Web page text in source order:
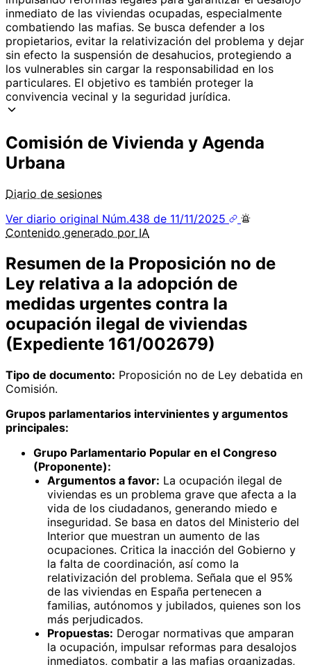
inmediato de las viviendas ocupadas, especialmente
combatiendo las mafias. Se busca defender a los
propietarios, evitar la relativización del problema y dejar
sin efecto la suspensión de desahucios, protegiendo a
los vulnerables sin cargar la responsabilidad en los
particulares. El objetivo es también proteger la
convivencia vecinal y la seguridad jurídica.
Comisión de Vivienda y Agenda
Urbana
Diario de sesiones
Ver diario original Núm.438 de 11/11/2025
Contenido generado por IA
Resumen de la Proposición no de
Ley relativa a la adopción de
medidas urgentes contra la
ocupación ilegal de viviendas
(Expediente 161/002679)
Tipo de documento: Proposición no de Ley debatida en
Comisión.
Grupos parlamentarios intervinientes y argumentos
principales:
Grupo Parlamentario Popular en el Congreso
(Proponente):
Argumentos a favor: La ocupación ilegal de
viviendas es un problema grave que afecta a la
vida de los ciudadanos, generando miedo e
inseguridad. Se basa en datos del Ministerio del
Interior que muestran un aumento de las
ocupaciones. Critica la inacción del Gobierno y
la falta de coordinación, así como la
relativización del problema. Señala que el 95%
de las viviendas en España pertenecen a
familias, autónomos y jubilados, quienes son los
más perjudicados.
Propuestas: Derogar normativas que amparan
la ocupación, impulsar reformas para desalojos
inmediatos, combatir a las mafias organizadas,